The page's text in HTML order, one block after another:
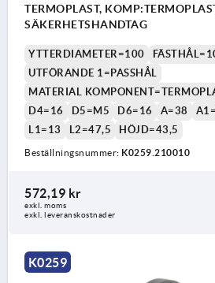
TERMOPLAST,
SÄKERHETSHANDTAG
YTTERDIAMETER=100
UTFÖRANDE 1=PASSHÅL
MATERIAL
D4=16
D5=M5 D6=16 A=38
L1=13
L2=47,5 HÖJD=43,5
Beställningsnummer: K0259.210010
572,19 kr
exkl. moms
exkl. leveranskostnader
K0259